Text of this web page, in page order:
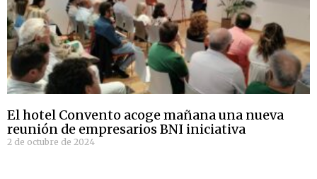
El hotel Convento acoge mañana una nueva
reunión de empresarios BNI iniciativa
2 de octubre de 2024